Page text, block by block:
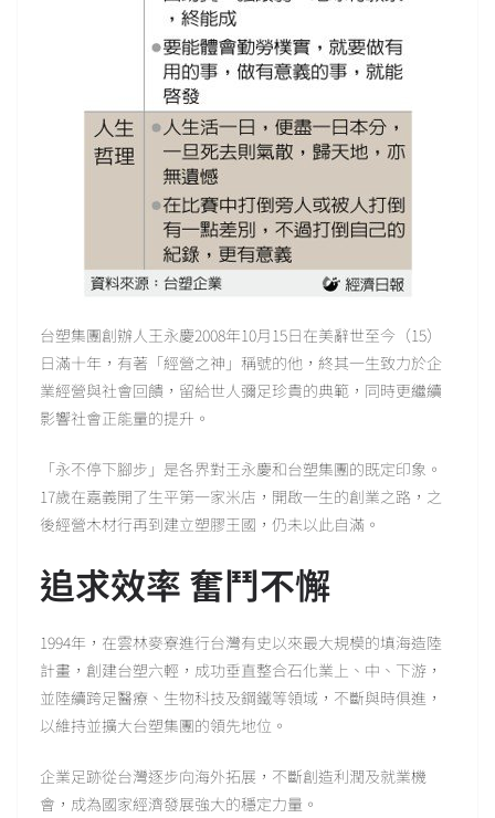
台塑集團創辦人王永慶2008年10月15日在美辭世至今（15）
日滿十年，有著「經營之神」稱號的他，終其一生致力於企
業經營與社會回饋，留給世人彌足珍貴的典範，同時更繼續
影響社會正能量的提升。
「永不停下腳步」是各界對王永慶和台塑集團的既定印象。
17歲在嘉義開了生平第一家米店，開啟一生的創業之路，之
後經營木材行再到建立塑膠王國，仍未以此自滿。
追求效率 奮鬥不懈
1994年，在雲林麥寮進行台灣有史以來最大規模的填海造陸
計畫，創建台塑六輕，成功垂直整合石化業上、中、下游，
並陸續跨足醫療、生物科技及鋼鐵等領域，不斷與時俱進，
以維持並擴大台塑集團的領先地位。
企業足跡從台灣逐步向海外拓展，不斷創造利潤及就業機
會，成為國家經濟發展強大的穩定力量。